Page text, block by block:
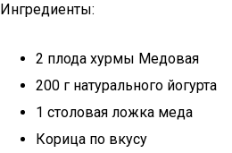
Ингредиенты:
2 плода хурмы Медовая
200 г натурального йогурта
1 столовая ложка меда
Корица по вкусу